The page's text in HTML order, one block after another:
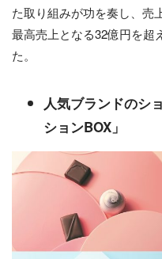
た取り組みが功を奏し、売
最高売上となる32億円を超
た。
人気ブランドのシ
ションBOX」